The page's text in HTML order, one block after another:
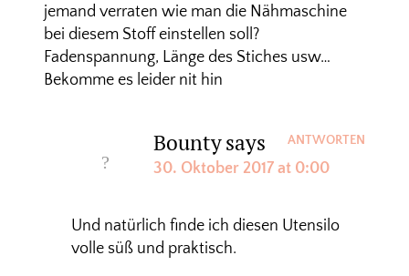
jemand verraten wie man die Nähmaschine
bei diesem Stoff einstellen soll?
Fadenspannung, Länge des Stiches usw…
Bekomme es leider nit hin
Bountysays
30. Oktober 2017 at 0:00
Und natürlich finde ich diesen Utensilo
volle süß und praktisch.
ANTWORTEN